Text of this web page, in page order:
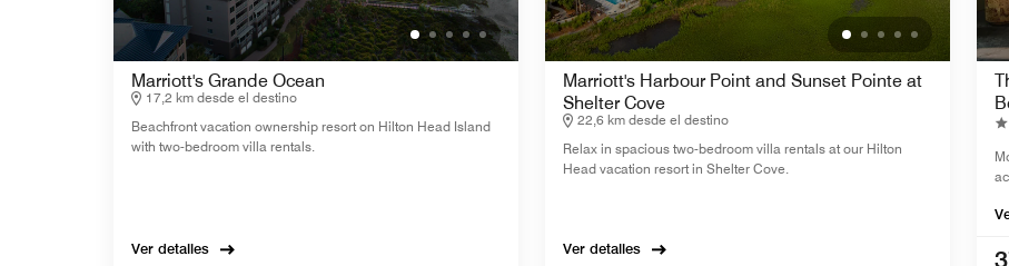
Marriott's Grande Ocean
17,2 km desde el destino
Beachfront vacation ownership resort on Hilton Head Island
with two-bedroom villa rentals.
Ver detalles
Marriott's Harbour Point and Sunset Pointe at
Shelter Cove
22,6 km desde el destino
Relax in spacious two-bedroom villa rentals at our Hilton
Head vacation resort in Shelter Cove.
Ver detalles